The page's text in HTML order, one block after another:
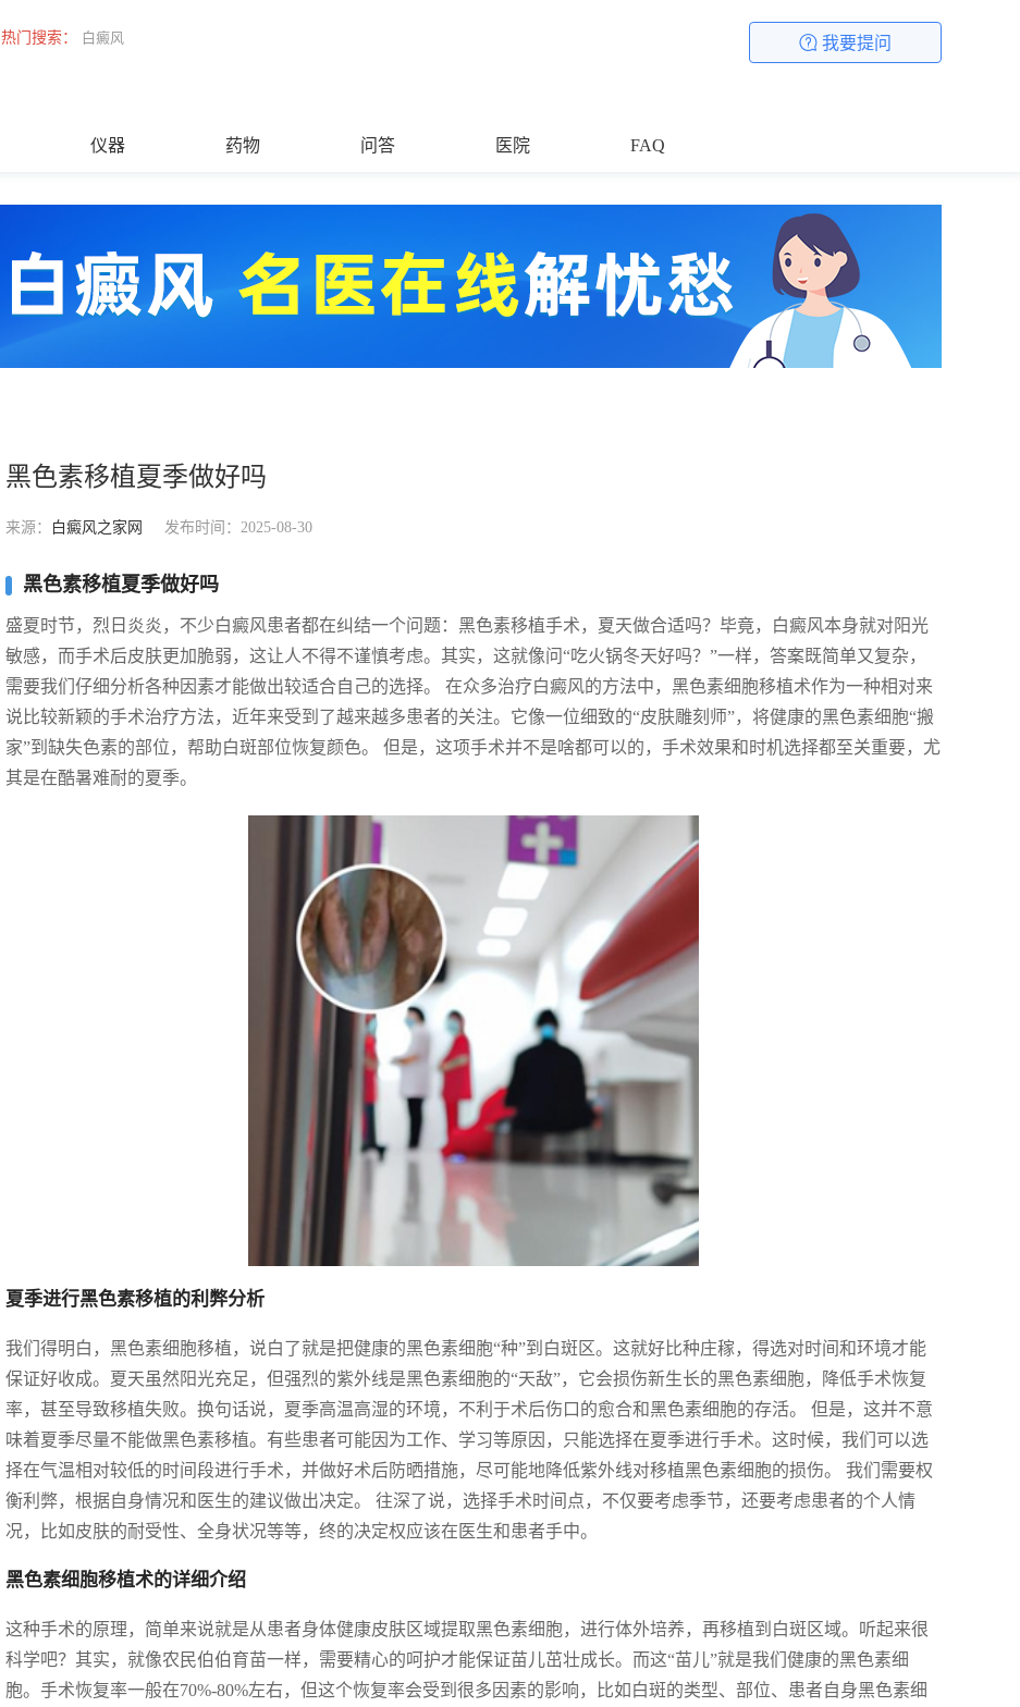
热门搜索： 白癜风 我要提问
仪器 药物 问答 医院 FAQ
黑色素移植夏季做好吗
来源： 白癜风之家网 发布时间：2025-08-30
黑色素移植夏季做好吗
盛夏时节，烈日炎炎，不少白癜风患者都在纠结一个问题：黑色素移植手术，夏天做合适吗？毕竟，白癜风本身就对阳光
敏感，而手术后皮肤更加脆弱，这让人不得不谨慎考虑。其实，这就像问“吃火锅冬天好吗？”一样，答案既简单又复杂，
需要我们仔细分析各种因素才能做出较适合自己的选择。 在众多治疗白癜风的方法中，黑色素细胞移植术作为一种相对来
说比较新颖的手术治疗方法，近年来受到了越来越多患者的关注。它像一位细致的“皮肤雕刻师”，将健康的黑色素细胞“搬
家”到缺失色素的部位，帮助白斑部位恢复颜色。 但是，这项手术并不是啥都可以的，手术效果和时机选择都至关重要，尤
其是在酷暑难耐的夏季。
夏季进行黑色素移植的利弊分析
我们得明白，黑色素细胞移植，说白了就是把健康的黑色素细胞“种”到白斑区。这就好比种庄稼，得选对时间和环境才能
保证好收成。夏天虽然阳光充足，但强烈的紫外线是黑色素细胞的“天敌”，它会损伤新生长的黑色素细胞，降低手术恢复
率，甚至导致移植失败。换句话说，夏季高温高湿的环境，不利于术后伤口的愈合和黑色素细胞的存活。 但是，这并不意
味着夏季尽量不能做黑色素移植。有些患者可能因为工作、学习等原因，只能选择在夏季进行手术。这时候，我们可以选
择在气温相对较低的时间段进行手术，并做好术后防晒措施，尽可能地降低紫外线对移植黑色素细胞的损伤。 我们需要权
衡利弊，根据自身情况和医生的建议做出决定。 往深了说，选择手术时间点，不仅要考虑季节，还要考虑患者的个人情
况，比如皮肤的耐受性、全身状况等等，终的决定权应该在医生和患者手中。
黑色素细胞移植术的详细介绍
这种手术的原理，简单来说就是从患者身体健康皮肤区域提取黑色素细胞，进行体外培养，再移植到白斑区域。听起来很
科学吧？其实，就像农民伯伯育苗一样，需要精心的呵护才能保证苗儿茁壮成长。而这“苗儿”就是我们健康的黑色素细
胞。手术恢复率一般在70%-80%左右，但这个恢复率会受到很多因素的影响，比如白斑的类型、部位、患者自身黑色素细